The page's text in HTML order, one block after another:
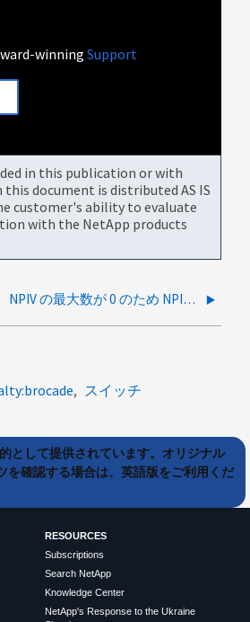
winningSupport
in this publication or with
document is distributed AS IS
customer's ability to evaluate
with the NetApp products
Brocade スイッチでは、 NPIV の最大数が 0 のため NPIV の初期化が許可されません
スイッチ
として提供されています。オリジナル
確認する場合は、英語版をご利用くだ
RESOURCES
Subscriptions
Search NetApp
Knowledge Center
NetApp's Response to the Ukraine